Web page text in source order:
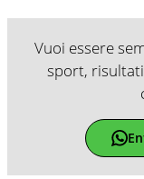
Vuoi essere
sport,